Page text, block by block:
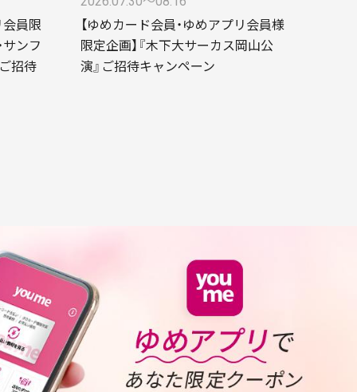
会員限
サンフ
招待
【ゆめカード会員・ゆめアプリ会員様
限定企画】『木下大サーカス岡山公
演』ご招待キャンペーン